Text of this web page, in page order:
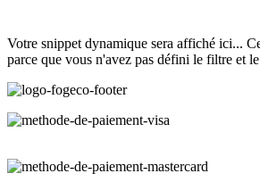
Votre snippet dynamique sera affiché ici...
parce que vous n'avez pas défini le filtre et